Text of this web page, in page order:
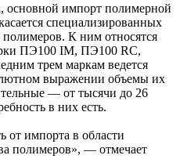
основной импорт полимерной
специализированных
полимеров. К ним относятся
ПЭ100 IM, ПЭ100 RC,
трем маркам ведется
выражении объемы их
— от тысячи до 26
в них есть.
от импорта в области
полимеров», — отмечает